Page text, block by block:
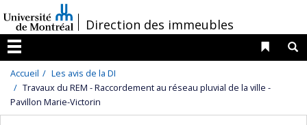
au
contenu
/Direction des immeubles
Menu
Liens
Accueil
Les avis de la DI
Travaux du REM - Raccordement au réseau pluvial de la ville -
Pavillon Marie-Victorin